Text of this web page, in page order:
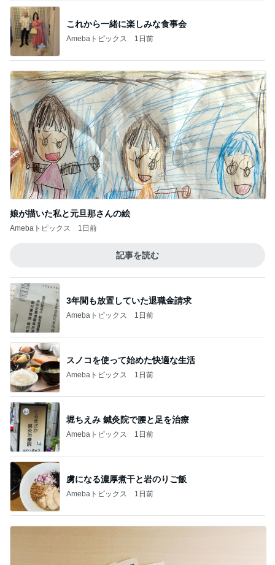
これから一緒に楽しみな食事会
Amebaトピックス 1日前
娘が描いた私と元旦那さんの絵
Amebaトピックス 1日前
記事を読む
3年間も放置していた退職金請求
Amebaトピックス 1日前
スノコを使って始めた快適な生活
Amebaトピックス 1日前
堀ちえみ 鍼灸院で腰と足を治療
Amebaトピックス 1日前
虜になる濃厚煮干と岩のりご飯
Amebaトピックス 1日前